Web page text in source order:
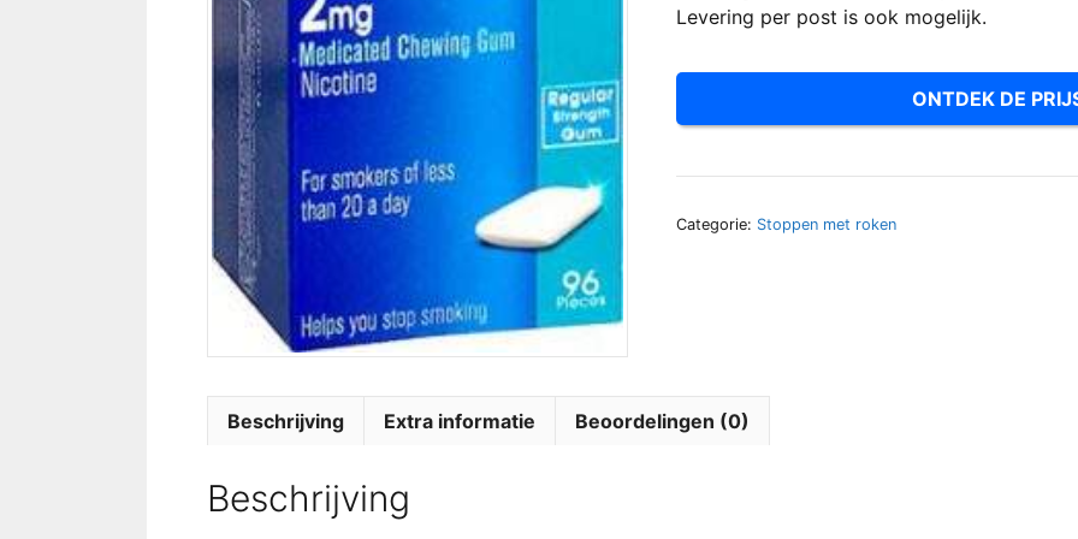
Levering per post is ook mogelijk.
ONTDEK DE
Categorie: Stoppen met roken
Beschrijving Extra informatie Beoordelingen (0)
Beschrijving